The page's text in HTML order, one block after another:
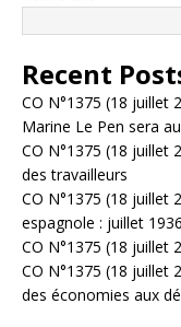
Recent
CO N°1375 (18 juillet
Marine Le Pen sera
CO N°1375 (18 juillet
des travailleurs
CO N°1375 (18 juillet
espagnole : juillet 1936
CO N°1375 (18 juillet
CO N°1375 (18 juillet
des économies aux